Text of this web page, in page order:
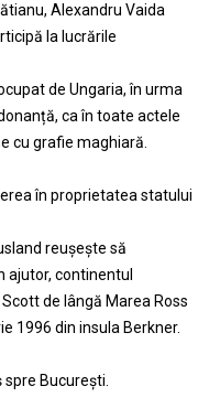
Alexandru Vaida
la lucrările
de Ungaria, în urma
ca în toate actele
cu grafie maghiară.
în proprietatea statului
reușește să
ajutor, continentul
de lângă Marea Ross
1996 din insula Berkner.
București.